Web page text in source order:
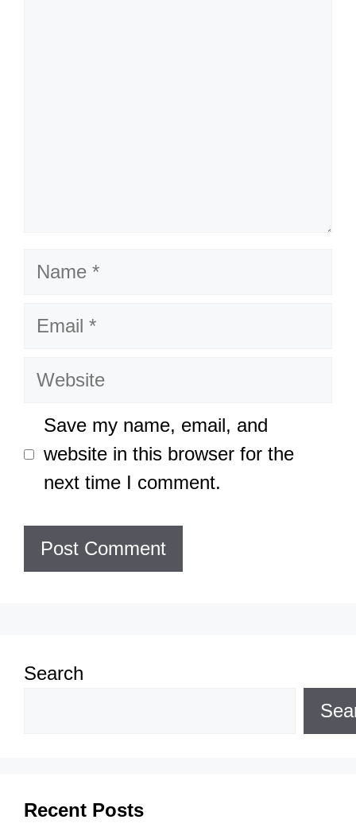
Name
Email
Website
Save my name, email, and
website in this browser for the
next time I comment.
Search
Recent Posts